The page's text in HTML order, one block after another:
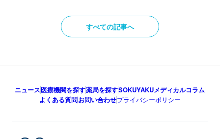
すべての記事へ
ニュース医療機関を探す薬局を探すSOKUYAKUメディカルコラム
よくある質問お問い合わせプライバシーポリシー